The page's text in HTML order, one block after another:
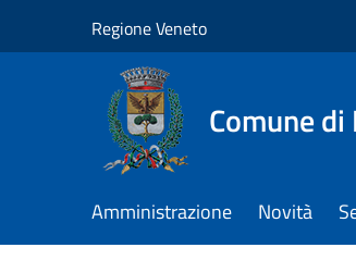
Regione Veneto
Comune
Amministrazione Novità